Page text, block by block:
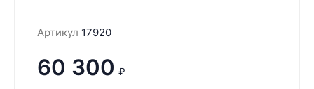
Артикул 17920
60 300 ₽